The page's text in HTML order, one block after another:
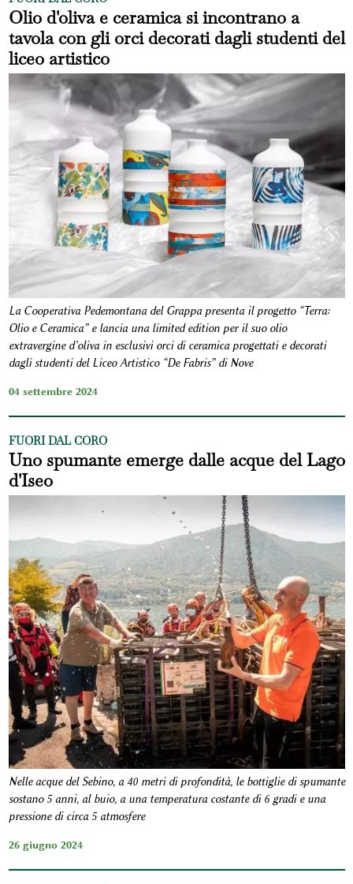
Olio d'oliva e ceramica si incontrano a
tavola con gli orci decorati dagli studenti del
liceo artistico
La Cooperativa Pedemontana del Grappa presenta il progetto “Terra:
Olio e Ceramica” e lancia una limited edition per il suo olio
extravergine d’oliva in esclusivi orci di ceramica progettati e decorati
dagli studenti del Liceo Artistico “De Fabris” di Nove
04 settembre 2024
FUORI DAL CORO
Uno spumante emerge dalle acque del Lago
d'Iseo
Nelle acque del Sebino, a 40 metri di profondità, le bottiglie di spumante
sostano 5 anni, al buio, a una temperatura costante di 6 gradi e una
pressione di circa 5 atmosfere
26 giugno 2024